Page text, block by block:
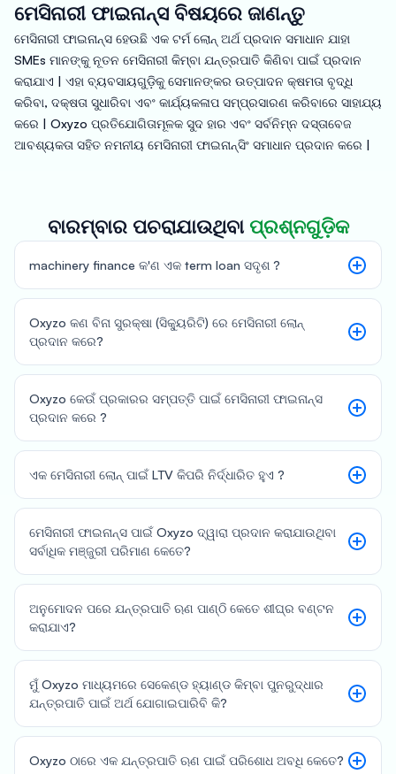
ମେସିନାରୀ ଫାଇନାନ୍ସ ବିଷୟରେ ଜାଣନ୍ତୁ
ମେସିନାରୀ ଫାଇନାନ୍ସ ହେଉଛି ଏକ ଟର୍ମ ଲୋନ୍ ଅର୍ଥ ପ୍ରଦାନ ସମାଧାନ ଯାହା
SMEs ମାନଙ୍କୁ ନୂତନ ମେସିନାରୀ କିମ୍ବା ଯନ୍ତ୍ରପାତି କିଣିବା ପାଇଁ ପ୍ରଦାନ
କରାଯାଏ | ଏହା ବ୍ୟବସାୟଗୁଡ଼ିକୁ ସେମାନଙ୍କର ଉତ୍ପାଦନ କ୍ଷମତା ବୃଦ୍ଧି
କରିବା, ଦକ୍ଷତା ସୁଧାରିବା ଏବଂ କାର୍ଯ୍ୟକଳାପ ସମ୍ପ୍ରସାରଣ କରିବାରେ ସାହାଯ୍ୟ
କରେ | Oxyzo ପ୍ରତିଯୋଗିତାମୂଳକ ସୁଦ ହାର ଏବଂ ସର୍ବନିମ୍ନ ଦସ୍ତାବେଜ
ଆବଶ୍ୟକତା ସହିତ ନମନୀୟ ମେସିନାରୀ ଫାଇନାନ୍ସିଂ ସମାଧାନ ପ୍ରଦାନ କରେ |
ବାରମ୍ବାର ପଚରାଯାଉଥିବା ପ୍ରଶ୍ନଗୁଡ଼ିକ
machinery finance କ'ଣ ଏକ term loan ସଦୃଶ ?
Oxyzo କଣ ବିନା ସୁରକ୍ଷା (ସିକ୍ୟୁରିଟି) ରେ ମେସିନାରୀ ଲୋନ୍
ପ୍ରଦାନ କରେ?
Oxyzo କେଉଁ ପ୍ରକାରର ସମ୍ପତ୍ତି ପାଇଁ ମେସିନାରୀ ଫାଇନାନ୍ସ
ପ୍ରଦାନ କରେ ?
ଏକ ମେସିନାରୀ ଲୋନ୍ ପାଇଁ LTV କିପରି ନିର୍ଦ୍ଧାରିତ ହୁଏ ?
ମେସିନାରୀ ଫାଇନାନ୍ସ ପାଇଁ Oxyzo ଦ୍ୱାରା ପ୍ରଦାନ କରାଯାଉଥିବା
ସର୍ବାଧିକ ମଞ୍ଜୁରୀ ପରିମାଣ କେତେ?
ଅନୁମୋଦନ ପରେ ଯନ୍ତ୍ରପାତି ଋଣ ପାଣ୍ଠି କେତେ ଶୀଘ୍ର ବଣ୍ଟନ
କରାଯାଏ?
ମୁଁ Oxyzo ମାଧ୍ୟମରେ ସେକେଣ୍ଡ ହ୍ୟାଣ୍ଡ କିମ୍ବା ପୁନରୁଦ୍ଧାର
ଯନ୍ତ୍ରପାତି ପାଇଁ ଅର୍ଥ ଯୋଗାଇପାରିବି କି?
Oxyzo ଠାରେ ଏକ ଯନ୍ତ୍ରପାତି ଋଣ ପାଇଁ ପରିଶୋଧ ଅବଧି କେତେ?